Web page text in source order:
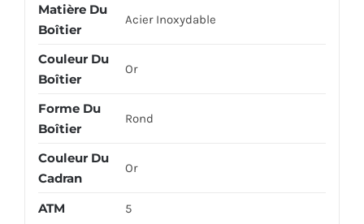
Matière Du
Boîtier
Acier Inoxydable
Couleur Du
Boîtier
Or
Forme Du
Boîtier
Rond
Couleur Du
Cadran
Or
ATM 5